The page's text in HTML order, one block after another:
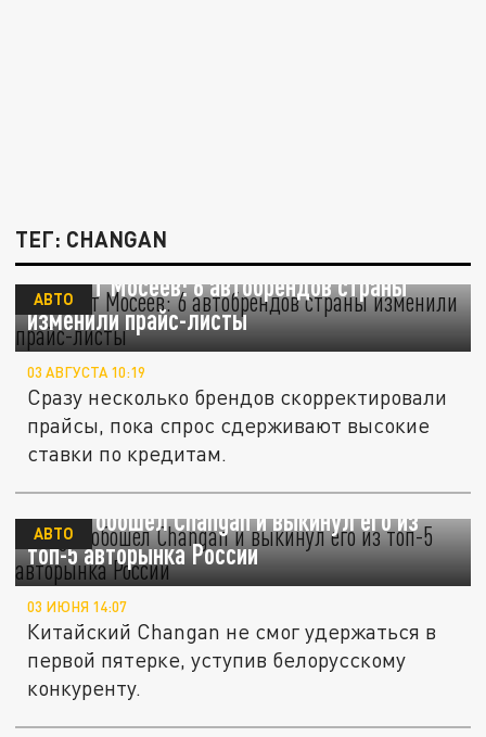
ТЕГ: CHANGAN
Эксперт Мосеев: 6 автобрендов страны
изменили прайс-листы
АВТО
03 АВГУСТА 10:19
Сразу несколько брендов скорректировали
прайсы, пока спрос сдерживают высокие
ставки по кредитам.
Belgee обошел Changan и выкинул его из
топ-5 авторынка России
АВТО
03 ИЮНЯ 14:07
Китайский Changan не смог удержаться в
первой пятерке, уступив белорусскому
конкуренту.